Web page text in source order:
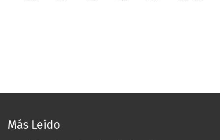
Más Leido